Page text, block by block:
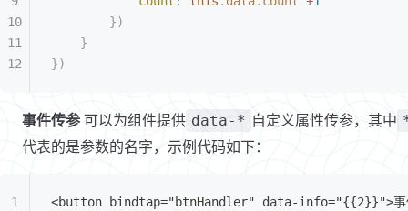
		})
	}
})
事件传参可以为组件提供 data-* 自定义属性传参，其中
代表的是参数的名字，示例代码如下：
<button bindtap="btnHandler" data-info="{{2}}">事